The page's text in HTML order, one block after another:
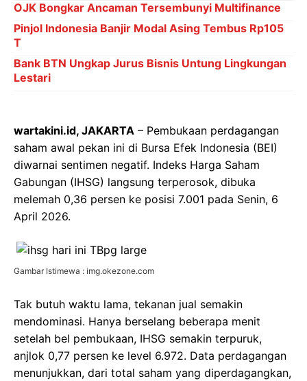
OJK Bongkar Ancaman Tersembunyi Multifinance
Pinjol Indonesia Banjir Modal Asing Tembus Rp105
T
Bank BTN Ungkap Jurus Bisnis Untung Lingkungan
Lestari
wartakini.id, JAKARTA – Pembukaan perdagangan
saham awal pekan ini di Bursa Efek Indonesia (BEI)
diwarnai sentimen negatif. Indeks Harga Saham
Gabungan (IHSG) langsung terperosok, dibuka
melemah 0,36 persen ke posisi 7.001 pada Senin, 6
April 2026.
Gambar Istimewa : img.okezone.com
Tak butuh waktu lama, tekanan jual semakin
mendominasi. Hanya berselang beberapa menit
setelah bel pembukaan, IHSG semakin terpuruk,
anjlok 0,77 persen ke level 6.972. Data perdagangan
menunjukkan, dari total saham yang diperdagangkan,